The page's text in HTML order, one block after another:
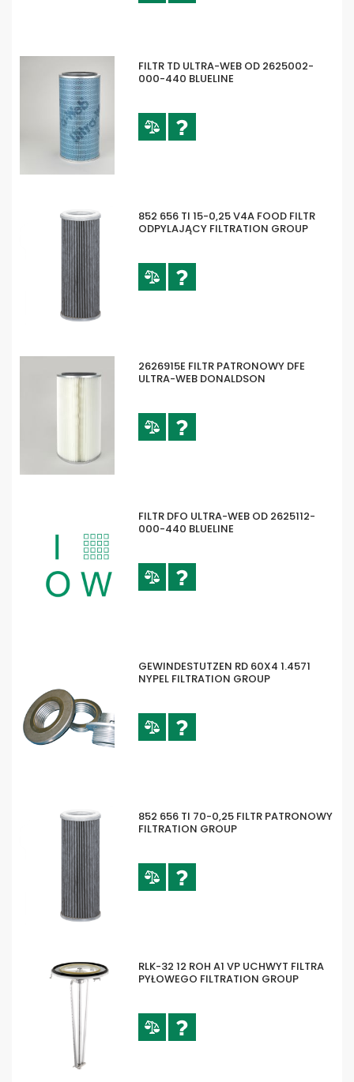
FILTR TD ULTRA-WEB OD 2625002-
000-440 BLUELINE
852 656 TI 15-0,25 V4A FOOD FILTR
ODPYLAJĄCY FILTRATION GROUP
2626915E FILTR PATRONOWY DFE
ULTRA-WEB DONALDSON
FILTR DFO ULTRA-WEB OD 2625112-
000-440 BLUELINE
GEWINDESTUTZEN RD 60X4 1.4571
NYPEL FILTRATION GROUP
852 656 TI 70-0,25 FILTR PATRONOWY
FILTRATION GROUP
RLK-32 12 ROH A1 VP UCHWYT FILTRA
PYŁOWEGO FILTRATION GROUP